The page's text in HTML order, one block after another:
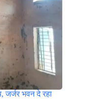
जर्जर भवन दे रहा